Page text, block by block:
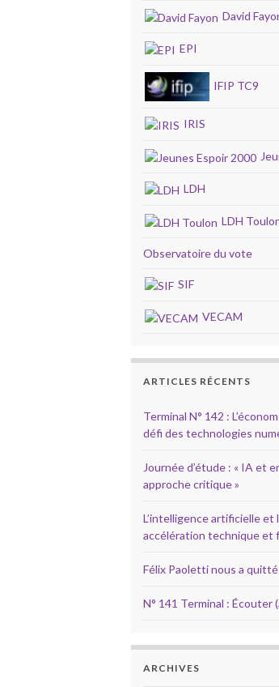
David
EPI
IFIP TC9
IRIS
LDH
LDH
Observatoire du vote
SIF
VECAM
ARTICLES RÉCENTS
Terminal N° 142 :
défi des technologies
Journée d’étude : « IA et
approche critique »
L’intelligence artificielle et
accélération technique et
Félix Paoletti nous a quitté
N° 141 Terminal : Écouter
ARCHIVES